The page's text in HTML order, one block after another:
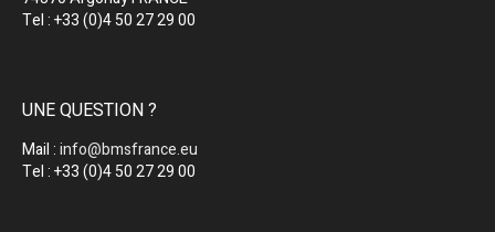
Tel : +33 (0)4 50 27 29 00
UNE QUESTION ?
Mail :info@bmsfrance.eu
Tel : +33 (0)4 50 27 29 00